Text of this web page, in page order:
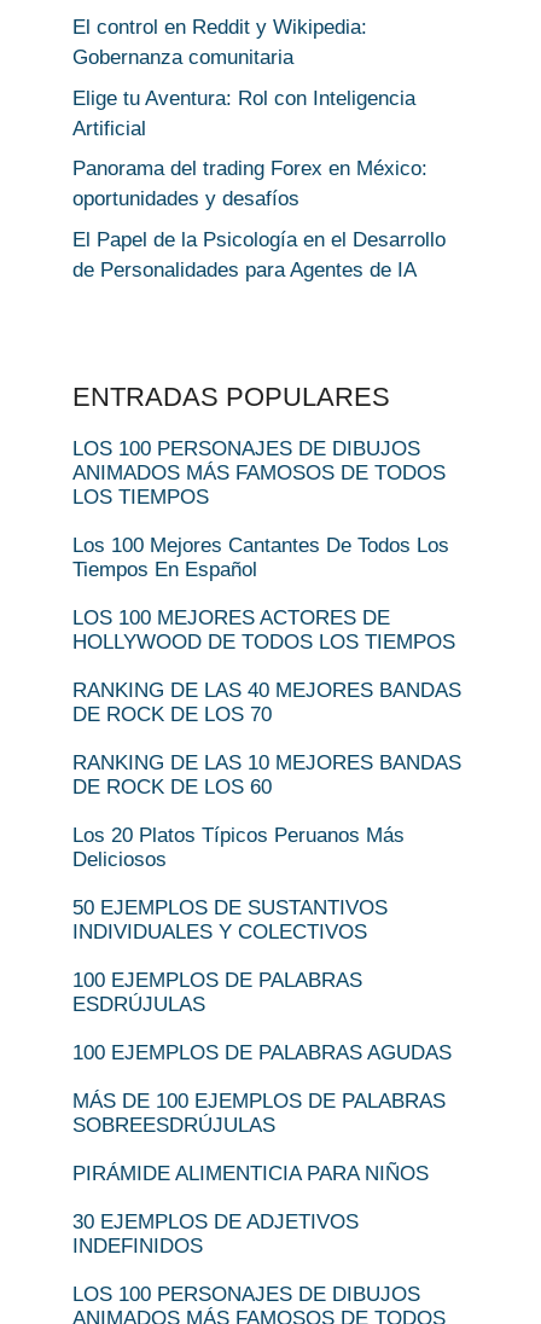
El control en Reddit y Wikipedia:
Gobernanza comunitaria
Elige tu Aventura: Rol con Inteligencia
Artificial
Panorama del trading Forex en México:
oportunidades y desafíos
El Papel de la Psicología en el Desarrollo
de Personalidades para Agentes de IA
ENTRADAS POPULARES
LOS 100 PERSONAJES DE DIBUJOS
ANIMADOS MÁS FAMOSOS DE TODOS
LOS TIEMPOS
Los 100 Mejores Cantantes De Todos Los
Tiempos En Español
LOS 100 MEJORES ACTORES DE
HOLLYWOOD DE TODOS LOS TIEMPOS
RANKING DE LAS 40 MEJORES BANDAS
DE ROCK DE LOS 70
RANKING DE LAS 10 MEJORES BANDAS
DE ROCK DE LOS 60
Los 20 Platos Típicos Peruanos Más
Deliciosos
50 EJEMPLOS DE SUSTANTIVOS
INDIVIDUALES Y COLECTIVOS
100 EJEMPLOS DE PALABRAS
ESDRÚJULAS
100 EJEMPLOS DE PALABRAS AGUDAS
MÁS DE 100 EJEMPLOS DE PALABRAS
SOBREESDRÚJULAS
PIRÁMIDE ALIMENTICIA PARA NIÑOS
30 EJEMPLOS DE ADJETIVOS
INDEFINIDOS
LOS 100 PERSONAJES DE DIBUJOS
ANIMADOS MÁS FAMOSOS DE TODOS